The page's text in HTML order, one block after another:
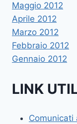
Maggio 2012
Aprile 2012
Marzo 2012
Febbraio 2012
Gennaio 2012
LINK
Comunicati